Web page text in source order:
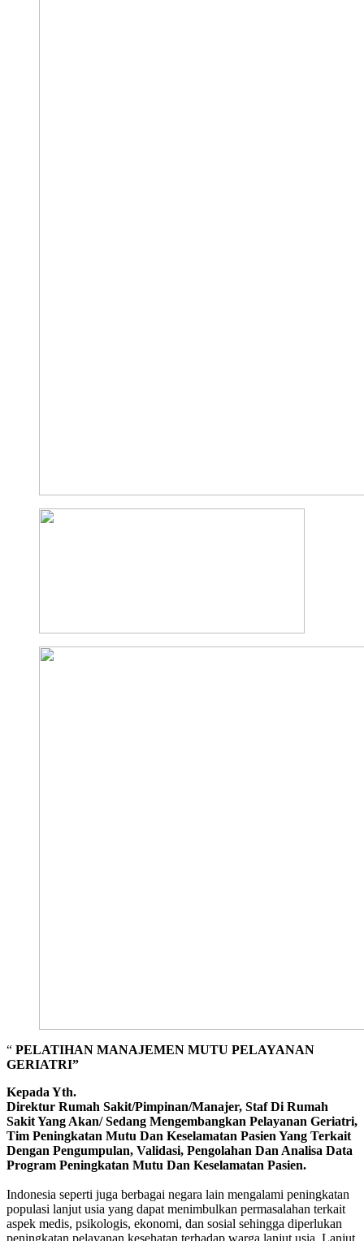
“ PELATIHAN MANAJEMEN MUTU PELAYANAN
GERIATRI”
Kepada Yth.
Direktur Rumah Sakit/Pimpinan/Manajer, Staf Di Rumah
Sakit Yang Akan/ Sedang Mengembangkan Pelayanan Geriatri,
Tim Peningkatan Mutu Dan Keselamatan Pasien Yang Terkait
Dengan Pengumpulan, Validasi, Pengolahan Dan Analisa Data
Program Peningkatan Mutu Dan Keselamatan Pasien.
Indonesia seperti juga berbagai negara lain mengalami peningkatan
populasi lanjut usia yang dapat menimbulkan permasalahan terkait
aspek medis, psikologis, ekonomi, dan sosial sehingga diperlukan
peningkatan pelayanan kesehatan terhadap warga lanjut usia. Lanjut